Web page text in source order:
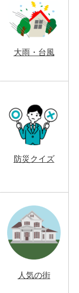
大雨・台風
防災クイズ
人気の街